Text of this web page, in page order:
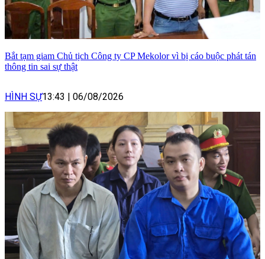
Bắt tạm giam Chủ tịch Công ty CP Mekolor vì bị cáo buộc phát tán
thông tin sai sự thật
HÌNH SỰ13:43 06/08/2026